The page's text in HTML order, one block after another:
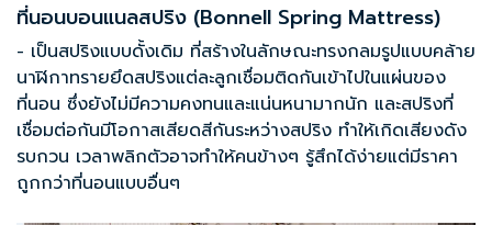
ที่นอนบอนแนลสปริง (Bonnell Spring Mattress)
‍- เป็นสปริงแบบดั้งเดิม ที่สร้างในลักษณะทรงกลมรูปแบบคล้าย
นาฬิกาทรายยึดสปริงแต่ละลูกเชื่อมติดกันเข้าไปในแผ่นของ
ที่นอน ซึ่งยังไม่มีความคงทนและแน่นหนามากนัก และสปริงที่
เชื่อมต่อกันมีโอกาสเสียดสีกันระหว่างสปริง ทำให้เกิดเสียงดัง
รบกวน เวลาพลิกตัวอาจทำให้คนข้างๆ รู้สึกได้ง่ายแต่มีราคา
ถูกกว่าที่นอนแบบอื่นๆ